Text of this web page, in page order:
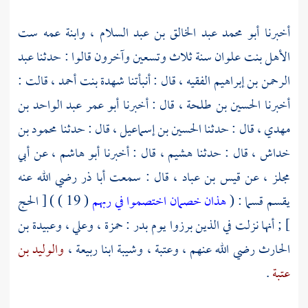
أخبرنا أبو محمد عبد الخالق بن عبد السلام ، وابنة عمه ست
الأهل بنت علوانسنة ثلاث وتسعين وآخرون قالوا : حدثناعبد
الرحمن بن إبراهيم الفقيه ،قال : أنبأتناشهدة بنت أحمد ،قالت :
أخبرنا الحسين بن طلحة ، قال : أخبرناأبو عمر عبد الواحد بن
مهدي ،قال : حدثناالحسين بن إسماعيل ،قال : حدثنامحمود بن
خداش ،قال : حدثناهشيم ، قال : أخبرناأبو هاشم ،عنأبي
مجلز ،عنقيس بن عباد ، قال : سمعتأبا ذررضي الله عنه
يقسم قسما : (هذان خصمان اختصموا في ربهم
( 19 ) ) [ الحج
] ; أنها نزلت في الذين برزوا يومبدر:حمزة ،وعلي ،وعبيدة بن
الحارثرضي الله عنهم ،وعتبة ، وشيبة ابنا ربيعة ، والوليد بن
عتبة.